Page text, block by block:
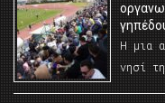
Η μια
νησί